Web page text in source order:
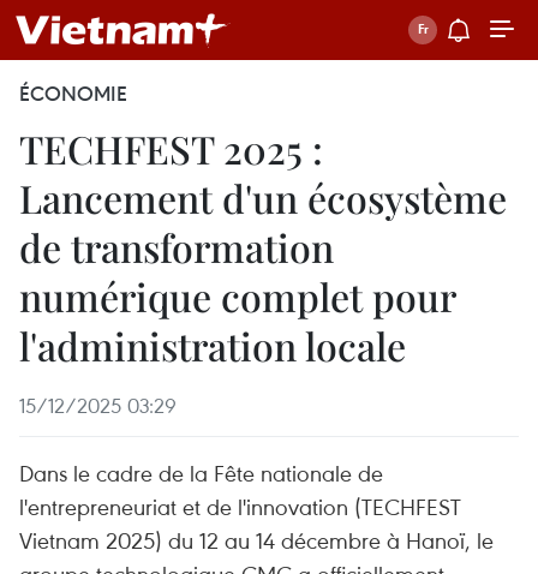
ÉCONOMIE
TECHFEST 2025 :
Lancement d'un écosystème
de transformation
numérique complet pour
l'administration locale
15/12/2025 03:29
Dans le cadre de la Fête nationale de
l'entrepreneuriat et de l'innovation (TECHFEST
Vietnam 2025) du 12 au 14 décembre à Hanoï, le